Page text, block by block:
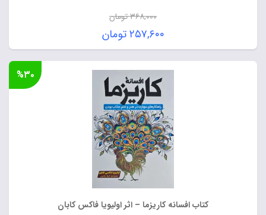
۳۶۸,۰۰۰تومان
قیمت
اصلی:
۳۶۸,۰۰۰ تومان
بود.
۲۵۷,۶۰۰تومان
قیمت
فعلی:
۲۵۷,۶۰۰ تومان.
کتاب افسانه کاریزما – اثر اولیویا فاکس کابان
%۳۰